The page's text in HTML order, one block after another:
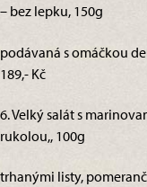
– bez lepku, 150g
podávaná s omáčkou
189,- Kč
6. Velký salát s
rukolou,, 100g
trhanými listy,